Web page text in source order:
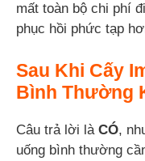
mất toàn bộ chi phí
phục hồi phức tạp
Sau Khi Cấy
Bình Thường
Câu trả lời là CÓ,
uống bình thường